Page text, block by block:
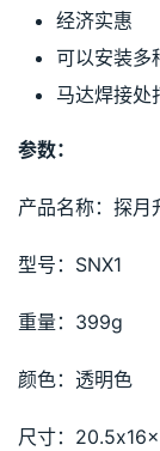
经济实惠
可以安装多
马达焊接处
参数：
产品名称：探月
型号：SNX1
重量：399g
颜色：透明色
尺寸：